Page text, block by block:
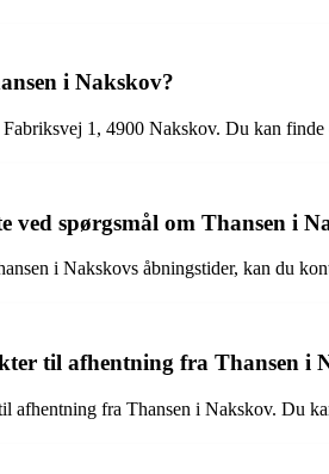
i Nakskov?
1, 4900 Nakskov. Du kan
ved spørgsmål om Thansen i
i Nakskovs åbningstider, kan du
til afhentning fra Thansen i
afhentning fra Thansen i Nakskov. Du